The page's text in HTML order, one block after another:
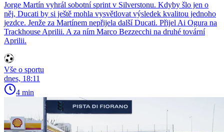
Jorge Martín vyhrál sobotní sprint v Silverstonu. Kdyby šlo jen o
něj, Ducati by si ještě mohla vysvětlovat výsledek kvalitou jednoho
jezdce. Jenže za Martínem nepřijela další Ducati. Přijel Ai Ogura na
Trackhouse Aprilii. A za ním Marco Bezzecchi na druhé tovární
Aprilii.
Vše o sportu
dnes, 18:11
4 min